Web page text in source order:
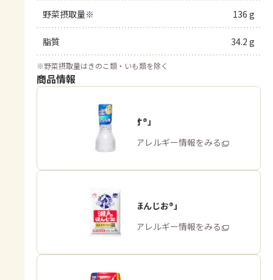
野菜摂取量※ 136 g
脂質 34.2 g
※野菜摂取量はきのこ類・いも類を除く
商品情報
「アジシオ®」
商品・アレルギー情報をみる
「瀬戸のほんじお®」
商品・アレルギー情報をみる